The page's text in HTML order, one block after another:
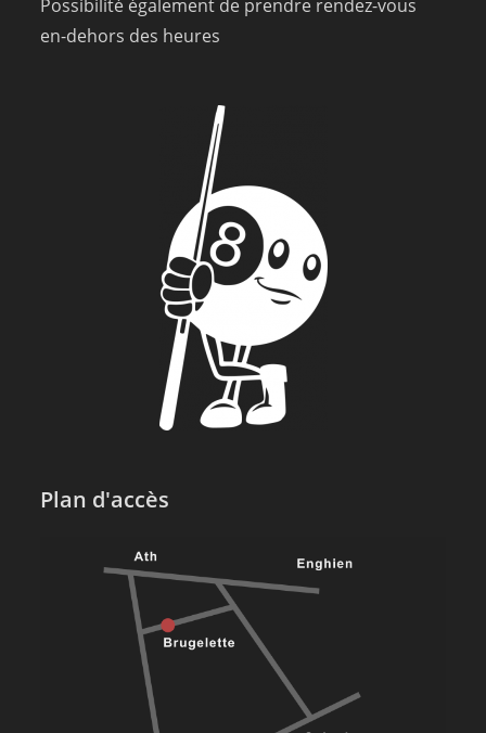
Possibilité également de prendre rendez-vous
en-dehors des heures
Plan d'accès